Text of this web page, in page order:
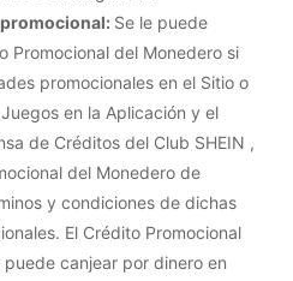
Se le puede
Promocional del Monedero si
promocionales en el Sitio o
en la Aplicación y el
de Créditos del Club SHEIN ,
del Monedero de
y condiciones de dichas
El Crédito Promocional
canjear por dinero en